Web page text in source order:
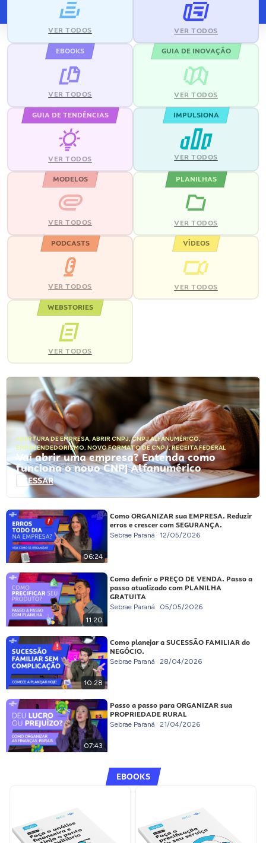
VER TODOS VER TODOS
EBOOKS
VER TODOS
GUIA DE INOVAÇÃO
VER TODOS
GUIA DE TENDÊNCIAS
VER TODOS
IMPULSIONA
VER TODOS
MODELOS
VER TODOS
PLANILHAS
VER TODOS
PODCASTS
VER TODOS
VÍDEOS
VER TODOS
WEBSTORIES
VER TODOS
ABERTURA DE EMPRESA, ABRIR CNPJ,CNPJ ALFANUMÉRICO,
EMPREENDEDORISMO, NOVO FORMATO DE CNPJ,RECEITA FEDERAL
Vai abrir uma empresa? Entenda como
funciona o novo CNPJ Alfanumérico
ACESSAR
06:24
Como ORGANIZAR sua EMPRESA. Reduzir
erros e crescer com SEGURANÇA.
Sebrae Paraná 12/05/2026
11:20
Como definir o PREÇO DE VENDA. Passo a
passo atualizado com PLANILHA
GRATUITA
Sebrae Paraná 05/05/2026
10:28
Como planejar a SUCESSÃO FAMILIAR do
NEGÓCIO.
Sebrae Paraná 28/04/2026
07:43
Passo a passo para ORGANIZAR sua
PROPRIEDADE RURAL
Sebrae Paraná 21/04/2026
EBOOKS